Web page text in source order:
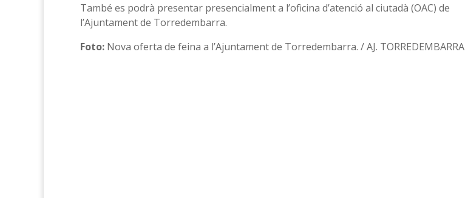
També es podrà presentar presencialment a l’oficina d’atenció al ciutadà (OAC) de
l’Ajuntament de Torredembarra.
Foto: Nova oferta de feina a l’Ajuntament de Torredembarra. / AJ. TORREDEMBARRA